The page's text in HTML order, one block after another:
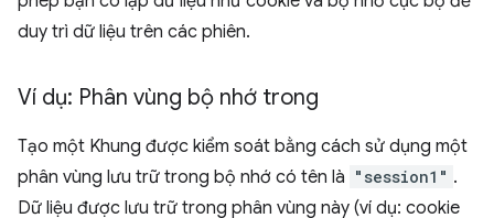
duy trì dữ liệu trên các phiên.
Ví dụ: Phân vùng bộ nhớ trong
Tạo một Khung được kiểm soát bằng cách sử dụng một
phân vùng lưu trữ trong bộ nhớ có tên là "session1" .
Dữ liệu được lưu trữ trong phân vùng này (ví dụ: cookie